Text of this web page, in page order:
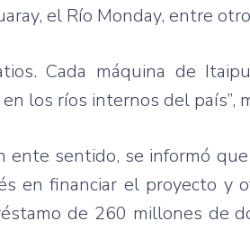
el Río Monday, entre
Cada máquina de
los ríos internos del país”,
ente sentido, se informó
en financiar el proyecto y
de 260 millones de